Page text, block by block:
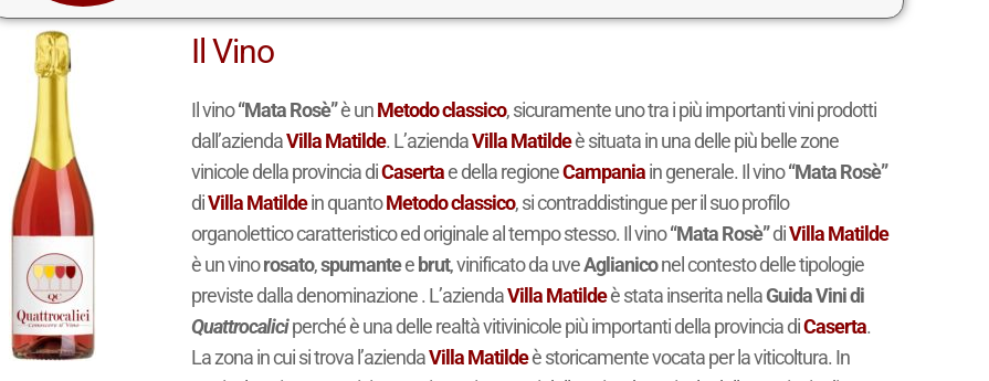
Il Vino
Il vino“Mata Rosè”è unMetodo classico, sicuramente uno tra i più importanti vini prodotti
dall’aziendaVilla Matilde. L’aziendaVilla Matildeè situata in una delle più belle zone
vinicole della provincia diCasertae della regioneCampaniain generale. Il vino“Mata Rosè”
diVilla Matildein quantoMetodo classico, si contraddistingue per il suo profilo
organolettico caratteristico ed originale al tempo stesso. Il vino“Mata Rosè”diVilla Matilde
è un vinorosato,spumantee brut, vinificato da uveAglianiconel contesto delle tipologie
previste dalla denominazione . L’aziendaVilla Matildeè stata inserita nellaGuida Vini di
Quattrocaliciperché è una delle realtà vitivinicole più importanti della provincia diCaserta.
La zona in cui si trova l’aziendaVilla Matildeè storicamente vocata per la viticoltura. In